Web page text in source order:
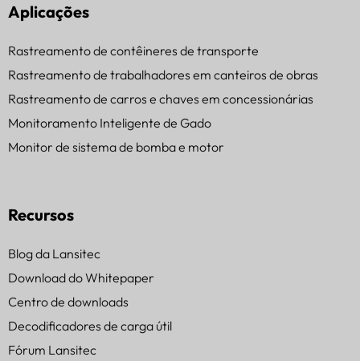
Aplicações
Rastreamento de contêineres de transporte
Rastreamento de trabalhadores em canteiros de obras
Rastreamento de carros e chaves em concessionárias
Monitoramento Inteligente de Gado
Monitor de sistema de bomba e motor
Recursos
Blog da Lansitec
Download do Whitepaper
Centro de downloads
Decodificadores de carga útil
Fórum Lansitec